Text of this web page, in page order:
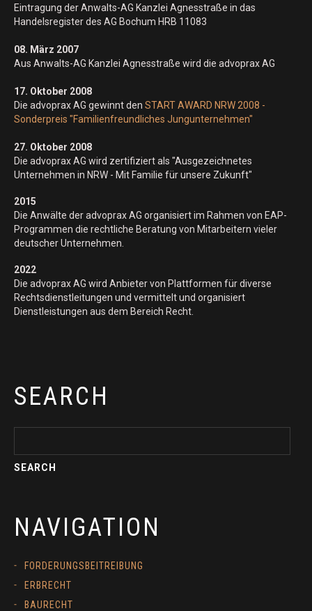
Eintragung der Anwalts-AG Kanzlei Agnesstraße in das
Handelsregister des AG Bochum HRB 11083
08. März 2007
Aus Anwalts-AG Kanzlei Agnesstraße wird die advoprax AG
17. Oktober 2008
Die advoprax AG gewinnt den START AWARD NRW 2008 -
Sonderpreis "Familienfreundliches Jungunternehmen"
27. Oktober 2008
Die advoprax AG wird zertifiziert als "Ausgezeichnetes
Unternehmen in NRW - Mit Familie für unsere Zukunft"
2015
Die Anwälte der advoprax AG organisiert im Rahmen von EAP-
Programmen die rechtliche Beratung von Mitarbeitern vieler
deutscher Unternehmen.
2022
Die advoprax AG wird Anbieter von Plattformen für diverse
Rechtsdienstleitungen und vermittelt und organisiert
Dienstleistungen aus dem Bereich Recht.
SEARCH
NAVIGATION
FORDERUNGSBEITREIBUNG
ERBRECHT
BAURECHT